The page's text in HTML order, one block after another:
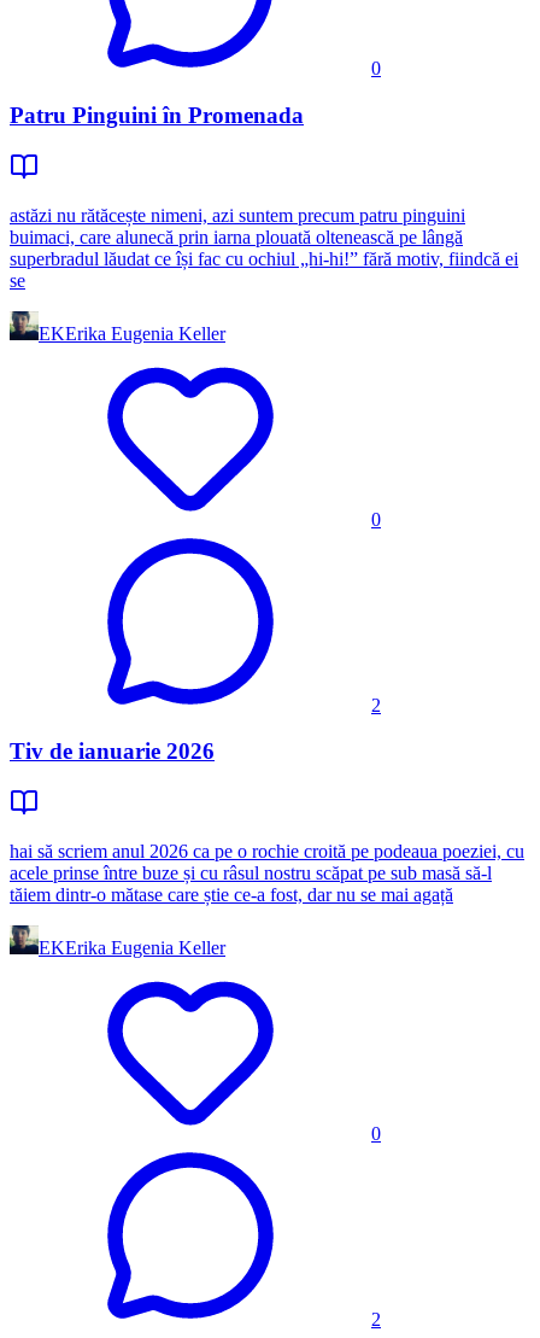
0
Patru Pinguini în Promenada
astăzi nu rătăcește nimeni, azi suntem precum patru pinguini
buimaci, care alunecă prin iarna plouată oltenească pe lângă
superbradul lăudat ce își fac cu ochiul „hi-hi!” fără motiv, fiindcă ei
se
EKErika Eugenia Keller
0
2
Tiv de ianuarie 2026
hai să scriem anul 2026 ca pe o rochie croită pe podeaua poeziei, cu
acele prinse între buze și cu râsul nostru scăpat pe sub masă să-l
tăiem dintr-o mătase care știe ce-a fost, dar nu se mai agață
EKErika Eugenia Keller
0
2